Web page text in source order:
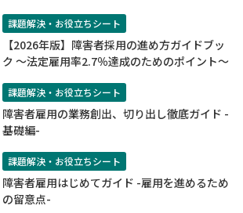
課題解決・お役立ちシート
【2026年版】障害者採用の進め方ガイドブッ
ク ～法定雇用率2.7％達成のためのポイント～
課題解決・お役立ちシート
障害者雇用の業務創出、切り出し徹底ガイド -
基礎編-
課題解決・お役立ちシート
障害者雇用はじめてガイド -雇用を進めるため
の留意点-